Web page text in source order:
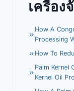
เครื่อง
How A
Processing
How To
Palm Kernel
Kernel Oil